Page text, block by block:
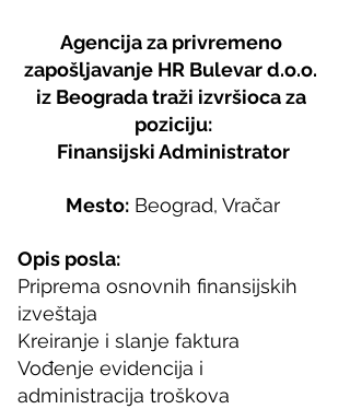
Agencija za privremeno
zapošljavanje HR Bulevar d.o.o.
iz Beograda traži izvršioca za
poziciju:
Finansijski Administrator
Mesto: Beograd, Vračar
Opis posla:
Priprema osnovnih finansijskih
izveštaja
Kreiranje i slanje faktura
Vođenje evidencija i
administracija troškova